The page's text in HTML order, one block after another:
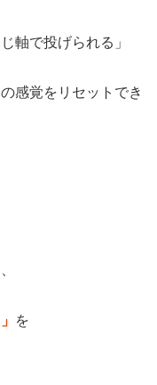
軸で投げられる」
感覚をリセットでき
を